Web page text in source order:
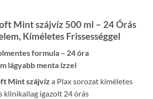
Mint szájvíz 500 ml – 24 Órás
Kíméletes Frissességgel
formula – 24 óra
lágyabb menta ízzel
Mint szájvíz a Plax sorozat kíméletes
klinikailag igazolt 24 órás